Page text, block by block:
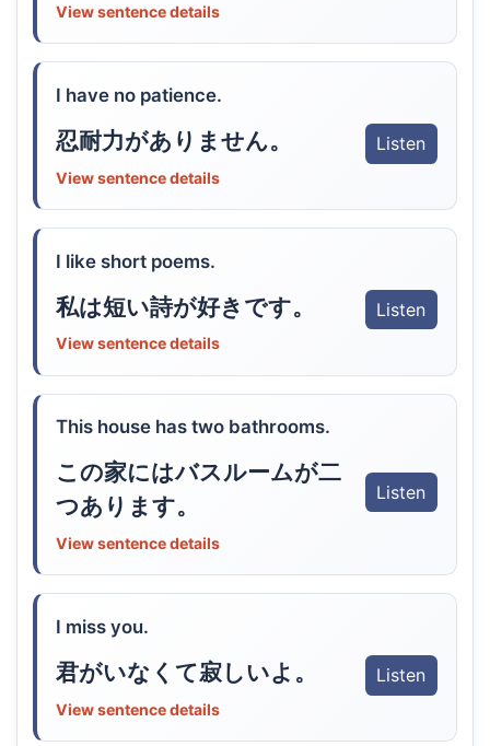
View sentence details
I have no patience.
忍耐力がありません。 Listen
View sentence details
I like short poems.
私は短い詩が好きです。 Listen
View sentence details
This house has two bathrooms.
この家にはバスルームが二
つあります。
Listen
View sentence details
I miss you.
君がいなくて寂しいよ。 Listen
View sentence details